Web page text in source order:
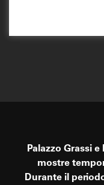
Palazzo Grassi
mostre
Durante il